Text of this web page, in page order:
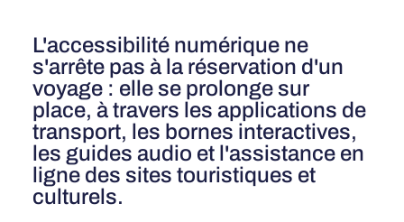
L'accessibilité numérique ne
s'arrête pas à la réservation d'un
voyage : elle se prolonge sur
place, à travers les applications de
transport, les bornes interactives,
les guides audio et l'assistance en
ligne des sites touristiques et
culturels.